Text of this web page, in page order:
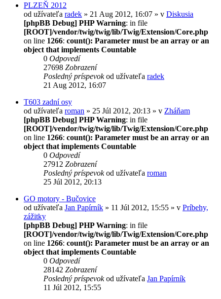
PLZEŇ 2012
od užívateľa radek » 21 Aug 2012, 16:07 » v Diskusia
[phpBB Debug] PHP Warning: in file
[ROOT]/vendor/twig/twig/lib/Twig/Extension/Core.php
on line 1266: count(): Parameter must be an array or an
object that implements Countable
0 Odpovedí
27698 Zobrazení
Posledný príspevokod užívateľa radek
21 Aug 2012, 16:07
T603 zadní osy
od užívateľa roman » 25 Júl 2012, 20:13 » v Zháňam
[phpBB Debug] PHP Warning: in file
[ROOT]/vendor/twig/twig/lib/Twig/Extension/Core.php
on line 1266: count(): Parameter must be an array or an
object that implements Countable
0 Odpovedí
27912 Zobrazení
Posledný príspevokod užívateľa roman
25 Júl 2012, 20:13
GO motory - Bučovice
od užívateľa Jan Papírník » 11 Júl 2012, 15:55 » v Príbehy,
zážitky
[phpBB Debug] PHP Warning: in file
[ROOT]/vendor/twig/twig/lib/Twig/Extension/Core.php
on line 1266: count(): Parameter must be an array or an
object that implements Countable
0 Odpovedí
28142 Zobrazení
Posledný príspevokod užívateľa Jan Papírník
11 Júl 2012, 15:55